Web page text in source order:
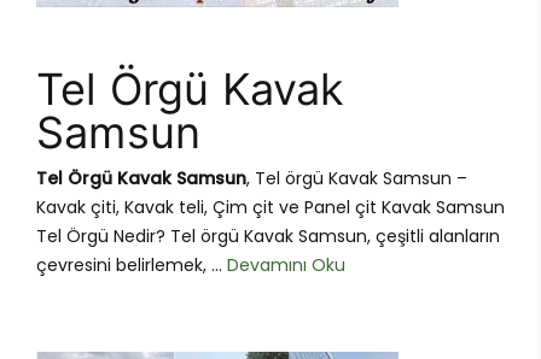
Tel Örgü Kavak
Samsun
Tel Örgü Kavak Samsun, Tel örgü Kavak Samsun –
Kavak çiti, Kavak teli, Çim çit ve Panel çit Kavak Samsun
Tel Örgü Nedir? Tel örgü Kavak Samsun, çeşitli alanların
çevresini belirlemek, ... Devamını Oku